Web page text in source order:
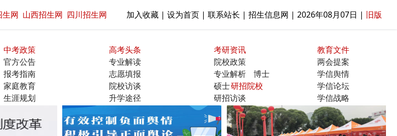
生网 山西招生网 四川招生网 加入收藏 | 设为首页 | 联系站长 | 招生信息网 | 2026年08月07日 | 旧版
中考政策
官方公告
报考指南
家庭教育
生涯规划
高考头条
专业解读
志愿填报
院校访谈
升学途径
考研资讯
院校政策
专业解析
博士
硕士研招院校
研招访谈
教育文件
两会提案
学信舆情
学信论坛
学信战略
曝光台